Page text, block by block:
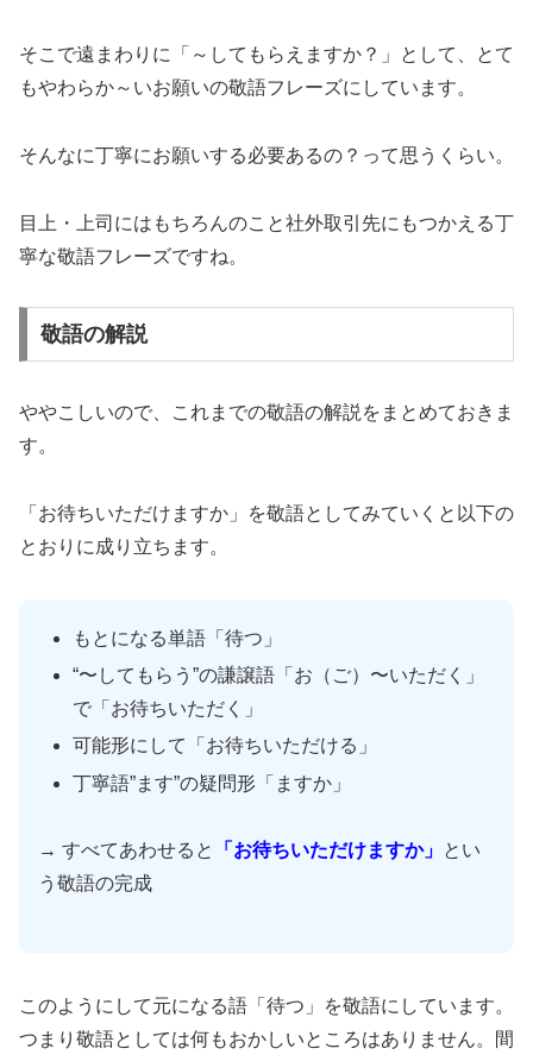
そこで遠まわりに「～してもらえますか？」として、とて
もやわらか～いお願いの敬語フレーズにしています。
そんなに丁寧にお願いする必要あるの？って思うくらい。
目上・上司にはもちろんのこと社外取引先にもつかえる丁
寧な敬語フレーズですね。
敬語の解説
ややこしいので、これまでの敬語の解説をまとめておきま
す。
「お待ちいただけますか」を敬語としてみていくと以下の
とおりに成り立ちます。
もとになる単語「待つ」
“〜してもらう”の謙譲語「お（ご）〜いただく」
で「お待ちいただく」
可能形にして「お待ちいただける」
丁寧語”ます”の疑問形「ますか」
→ すべてあわせると 「お待ちいただけますか」 とい
う敬語の完成
このようにして元になる語「待つ」を敬語にしています。
つまり敬語としては何もおかしいところはありません。間